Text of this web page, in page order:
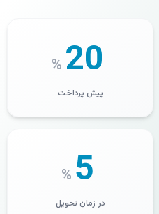
20
%
پیش پرداخت
5
%
در زمان تحویل